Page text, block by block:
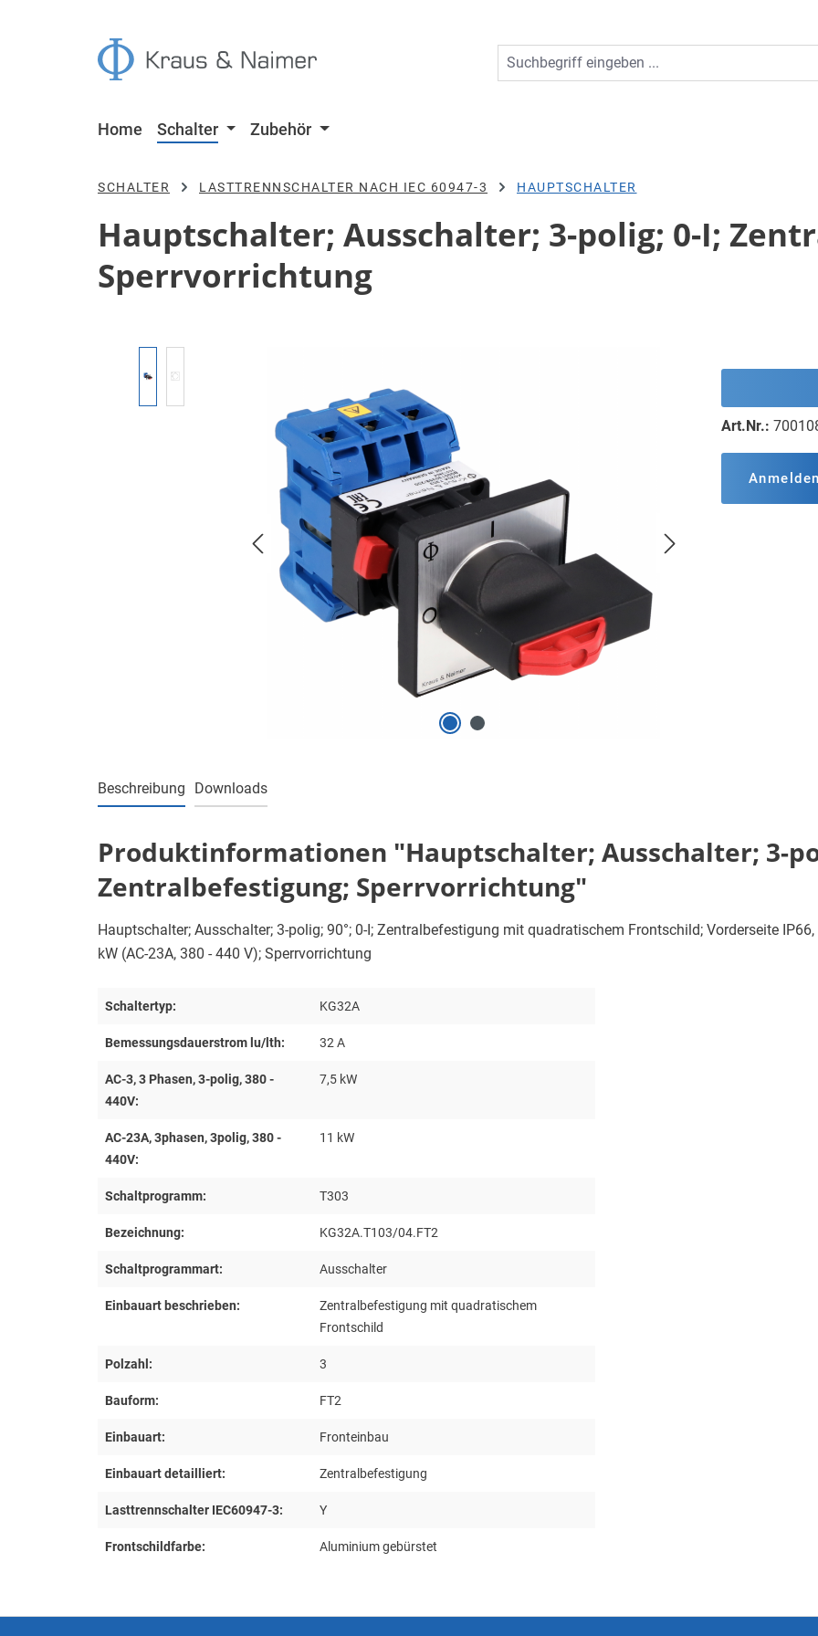
Home Schalter Zubehör
SCHALTER LASTTRENNSCHALTER NACH IEC 60947-3 HAUPTSCHALTER
Hauptschalter; Ausschalter; 3-polig; 0-I;
Sperrvorrichtung
Art.Nr.:
Anmelden
Beschreibung Downloads
Produktinformationen "Hauptschalter; Ausschalter; 3-
Zentralbefestigung; Sperrvorrichtung"
Hauptschalter; Ausschalter; 3-polig; 90°; 0-I; Zentralbefestigung mit quadratischem Frontschild; Vorderseite IP66,
kW (AC-23A, 380 - 440 V); Sperrvorrichtung
Schaltertyp: KG32A
Bemessungsdauerstrom lu/lth: 32 A
AC-3, 3 Phasen, 3-polig, 380 -
440V:
7,5 kW
AC-23A, 3phasen, 3polig, 380 -
440V:
11 kW
Schaltprogramm: T303
Bezeichnung: KG32A.T103/04.FT2
Schaltprogrammart: Ausschalter
Einbauart beschrieben:
Zentralbefestigung mit quadratischem
Frontschild
Polzahl: 3
Bauform: FT2
Einbauart: Fronteinbau
Einbauart detailliert: Zentralbefestigung
Lasttrennschalter IEC60947-3: Y
Frontschildfarbe: Aluminium gebürstet